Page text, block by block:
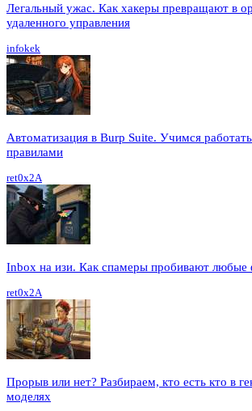
Легальный ужас. Как хакеры превращают в
удаленного управления
infokek
Автоматизация в Burp Suite. Учимся
правилами
ret0x2A
Inbox на изи. Как спамеры пробивают любые
ret0x2A
Прорыв или нет? Разбираем, кто есть кто в
моделях